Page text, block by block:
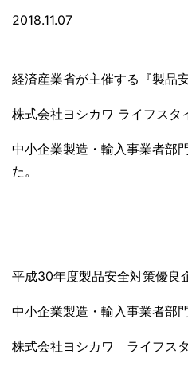
2018.11.07
経済産業省が主催する『製品
株式会社ヨシカワ ライフス
中小企業製造・輸入事業者部
た。
平成30年度製品安全対策優良
中小企業製造・輸入事業者部
株式会社ヨシカワ ライフス